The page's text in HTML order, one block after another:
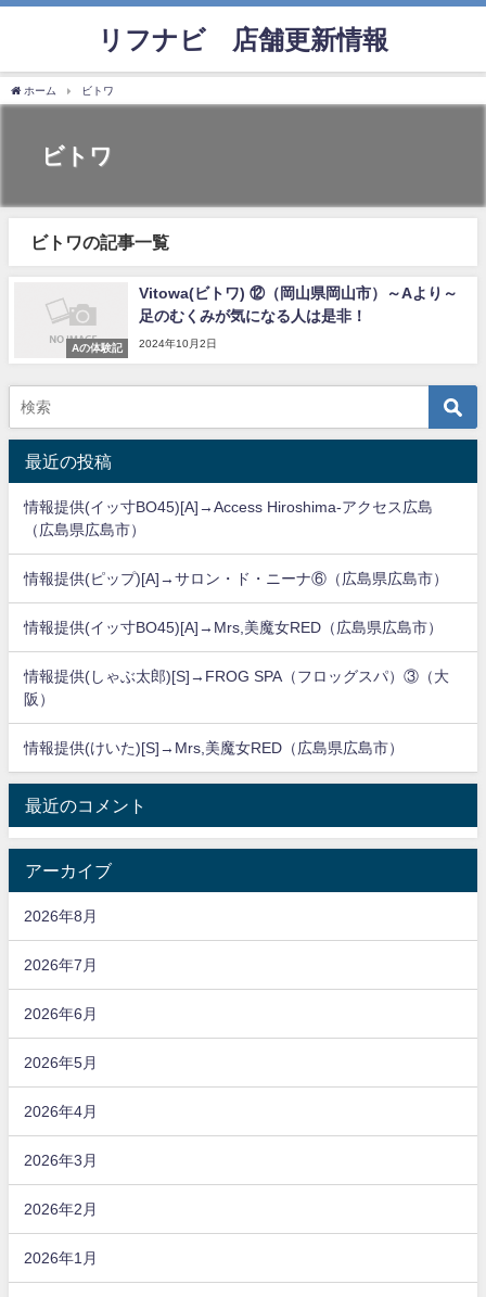
リフナビ®店舗更新情報
ホーム ビトワ
ビトワ
ビトワの記事一覧
Aの体験記
Vitowa(ビトワ) ⑫（岡山県岡山市）～Aより～
足のむくみが気になる人は是非！
2024年10月2日
最近の投稿
情報提供(イッ寸BO45)[A]→Access Hiroshima-アクセス広島
（広島県広島市）
情報提供(ピップ)[A]→サロン・ド・ニーナ⑥（広島県広島市）
情報提供(イッ寸BO45)[A]→Mrs,美魔女RED（広島県広島市）
情報提供(しゃぶ太郎)[S]→FROG SPA（フロッグスパ）③（大
阪）
情報提供(けいた)[S]→Mrs,美魔女RED（広島県広島市）
最近のコメント
アーカイブ
2026年8月
2026年7月
2026年6月
2026年5月
2026年4月
2026年3月
2026年2月
2026年1月